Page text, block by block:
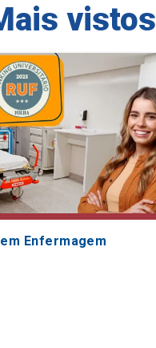
vistos
Enfermagem